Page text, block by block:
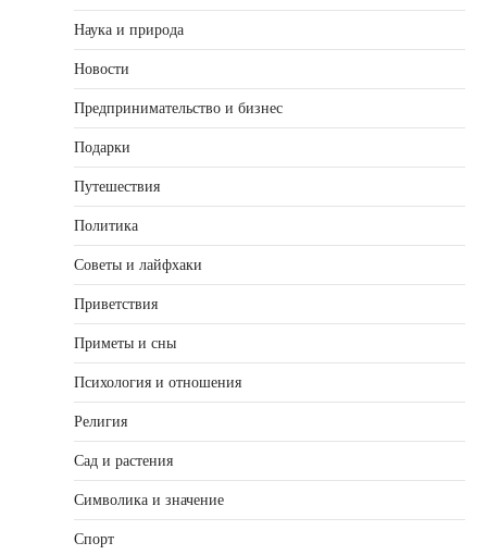
Наука и природа
Новости
Предпринимательство и бизнес
Подарки
Путешествия
Политика
Советы и лайфхаки
Приветствия
Приметы и сны
Психология и отношения
Религия
Сад и растения
Символика и значение
Спорт